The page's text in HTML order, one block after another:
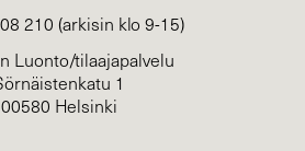
210 (arkisin klo 9-15)
Luonto/tilaajapalvelu
1
00580 Helsinki